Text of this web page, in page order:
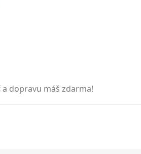
a dopravu máš zdarma!